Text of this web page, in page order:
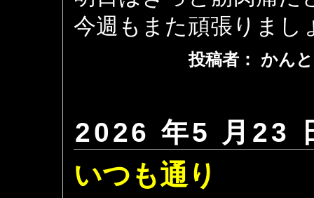
今週もまた頑張りまし
投稿者： かん
2026 年5 月23
いつも通り